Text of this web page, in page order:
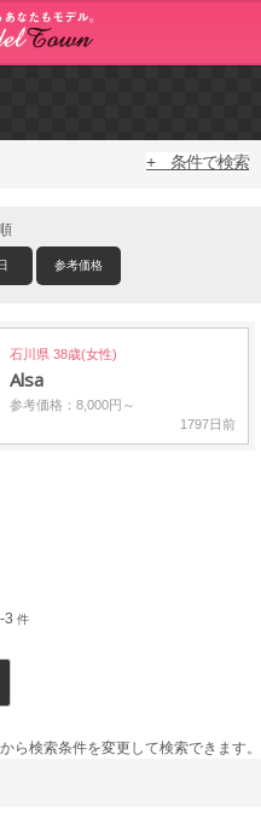
+ 条件で検索
参考価格
石川県 38歳(女性)
Alsa
参考価格：8,000円～
1797日前
3 件
ら検索条件を変更して検索できます。